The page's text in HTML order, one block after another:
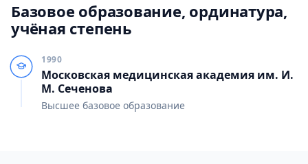
Базовое образование, ординатура,
учёная степень
1990
Московская медицинская академия им. И.
М. Сеченова
Высшее базовое образование